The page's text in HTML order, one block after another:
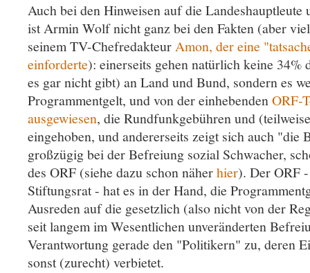
Auch bei den Hinweisen auf die Landeshauptleute
ist Armin Wolf nicht ganz bei den Fakten (aber
seinem TV-ChefredakteurAmon, der eine
einforderte): einerseits gehen natürlich keine
es gar nicht gibt) an Land und Bund, sondern es
Programmentgelt, und von der einhebendenORF-
ausgewiesen, die Rundfunkgebühren und
eingehoben, und andererseits zeigt sich auch "die
großzügig bei der Befreiung sozial Schwacher,
des ORF (siehe dazu schon näherhier). Der ORF
Stiftungsrat - hat es in der Hand, die
Ausreden auf die gesetzlich (also nicht von der
seit langem im Wesentlichen unveränderten
Verantwortung gerade den "Politikern" zu, deren
sonst (zurecht) verbietet.